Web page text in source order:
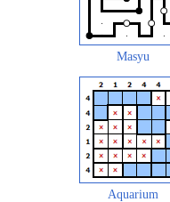
Masyu
Aquarium